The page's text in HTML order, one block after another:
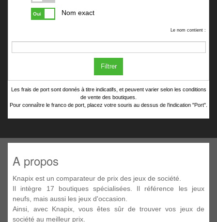
Oui Nom exact
Le nom contient :
Filtrer
Les frais de port sont donnés à titre indicatifs, et peuvent varier selon les conditions
de vente des boutiques.
Pour connaître le franco de port, placez votre souris au dessus de l'indication "Port".
A propos
Knapix est un comparateur de prix des jeux de société.
Il intègre 17 boutiques spécialisées. Il référence les jeux
neufs, mais aussi les jeux d'occasion.
Ainsi, avec Knapix, vous êtes sûr de trouver vos jeux de
société au meilleur prix.